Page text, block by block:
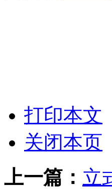
打印本文
关闭本页
上一篇： 立